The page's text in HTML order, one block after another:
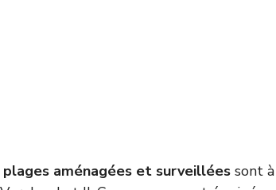
aménagées et surveillées sont à